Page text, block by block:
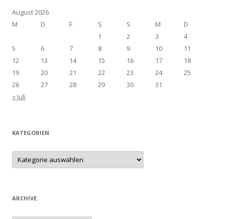
August 2026
M
D F S S M
D
1
2 3
4
5
6 7 8 9 10
11
12
13 14 15 16 17
18
19
20 21 22 23 24
25
26
27 28 29 30
31
« Juli
KATEGORIEN
Kategorien
ARCHIVE